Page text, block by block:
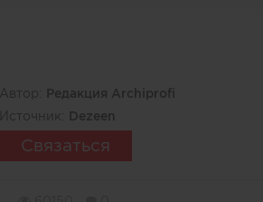
Автор: Редакция Archiprofi
Источник:
Dezeen
Связаться